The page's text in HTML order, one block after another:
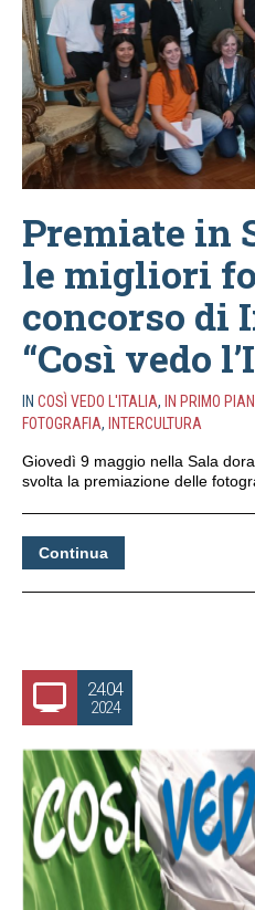
Premiate in
le migliori
concorso di
“Così vedo
IN COSÌ VEDO L'ITALIA, IN PRIMO
FOTOGRAFIA, INTERCULTURA
Giovedì 9 maggio nella Sala
svolta la premiazione delle
Continua
24.04
2024